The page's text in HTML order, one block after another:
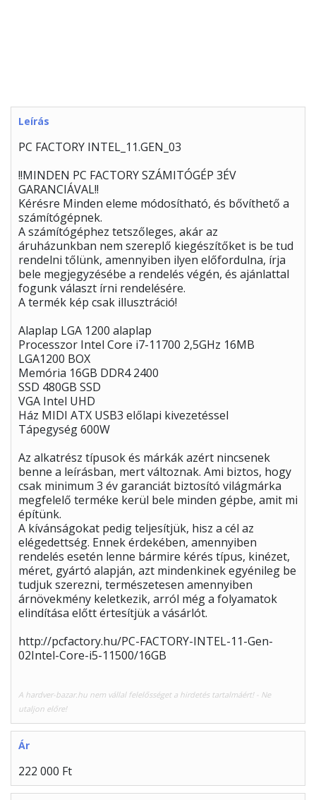
Leírás
PC FACTORY INTEL_11.GEN_03
!!MINDEN PC FACTORY SZÁMITÓGÉP 3ÉV
GARANCIÁVAL!!
Kérésre Minden eleme módosítható, és bővíthető a
számítógépnek.
A számítógéphez tetszőleges, akár az
áruházunkban nem szereplő kiegészítőket is be tud
rendelni tőlünk, amennyiben ilyen előfordulna, írja
bele megjegyzésébe a rendelés végén, és ajánlattal
fogunk választ írni rendelésére.
A termék kép csak illusztráció!
Alaplap LGA 1200 alaplap
Processzor Intel Core i7-11700 2,5GHz 16MB
LGA1200 BOX
Memória 16GB DDR4 2400
SSD 480GB SSD
VGA Intel UHD
Ház MIDI ATX USB3 előlapi kivezetéssel
Tápegység 600W
Az alkatrész típusok és márkák azért nincsenek
benne a leírásban, mert változnak. Ami biztos, hogy
csak minimum 3 év garanciát biztosító világmárka
megfelelő terméke kerül bele minden gépbe, amit mi
építünk.
A kívánságokat pedig teljesítjük, hisz a cél az
elégedettség. Ennek érdekében, amennyiben
rendelés esetén lenne bármire kérés típus, kinézet,
méret, gyártó alapján, azt mindenkinek egyénileg be
tudjuk szerezni, természetesen amennyiben
árnövekmény keletkezik, arról még a folyamatok
elindítása előtt értesítjük a vásárlót.
http://pcfactory.hu/PC-FACTORY-INTEL-11-Gen-
02Intel-Core-i5-11500/16GB
A hardver-bazar.hu nem vállal felelősséget a hirdetés tartalmáért! - Ne
utaljon előre!
Ár
222 000 Ft